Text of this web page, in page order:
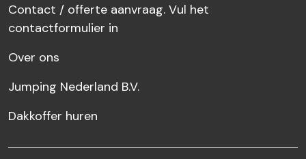
Contact / offerte aanvraag. Vul het
contactformulier in
Over ons
Jumping Nederland B.V.
Dakkoffer huren